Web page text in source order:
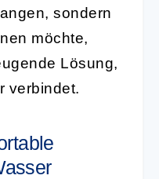
sondern
möchte,
Lösung,
verbindet.